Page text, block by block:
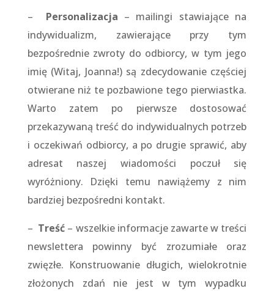
– Personalizacja – mailingi stawiające na
indywidualizm, zawierające przy tym
bezpośrednie zwroty do odbiorcy, w tym jego
imię (Witaj, Joanna!) są zdecydowanie częściej
otwierane niż te pozbawione tego pierwiastka.
Warto zatem po pierwsze dostosować
przekazywaną treść do indywidualnych potrzeb
i oczekiwań odbiorcy, a po drugie sprawić, aby
adresat naszej wiadomości poczuł się
wyróżniony. Dzięki temu nawiążemy z nim
bardziej bezpośredni kontakt.
– Treść – wszelkie informacje zawarte w treści
newslettera powinny być zrozumiałe oraz
zwięzłe. Konstruowanie długich, wielokrotnie
złożonych zdań nie jest w tym wypadku